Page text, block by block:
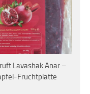
Lavashak Anar –
Fruchtplatte